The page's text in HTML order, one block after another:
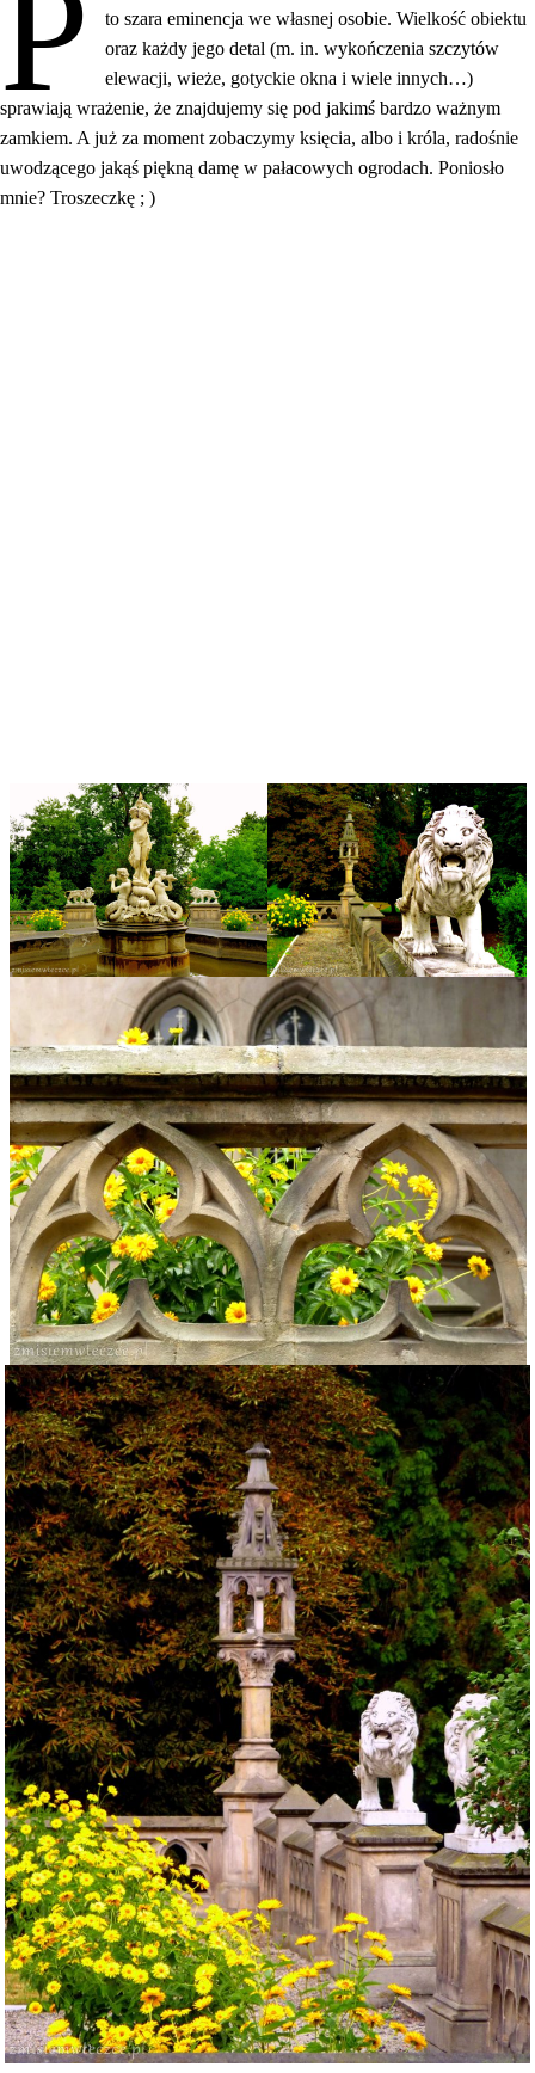
P
to szara eminencja we własnej osobie. Wielkość obiektu
oraz każdy jego detal (m. in. wykończenia szczytów
elewacji, wieże, gotyckie okna i wiele innych…)
sprawiają wrażenie, że znajdujemy się pod jakimś bardzo ważnym
zamkiem. A już za moment zobaczymy księcia, albo i króla, radośnie
uwodzącego jakąś piękną damę w pałacowych ogrodach. Poniosło
mnie? Troszeczkę ; )